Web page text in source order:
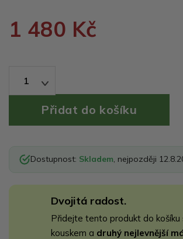
1 480 Kč
1
Dostupnost: Skladem, nejpozději
Dvojitá radost.
Přidejte tento produkt do košíku
kouskem a druhý nejlevnější